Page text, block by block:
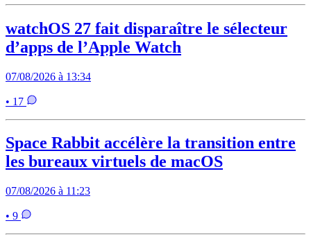
watchOS 27 fait disparaître le sélecteur
d’apps de l’Apple Watch
07/08/2026 à 13:34
• 17
Space Rabbit accélère la transition entre
les bureaux virtuels de macOS
07/08/2026 à 11:23
• 9